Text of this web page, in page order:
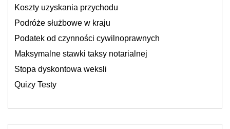
Koszty uzyskania przychodu
Podróże służbowe w kraju
Podatek od czynności cywilnoprawnych
Maksymalne stawki taksy notarialnej
Stopa dyskontowa weksli
Quizy Testy